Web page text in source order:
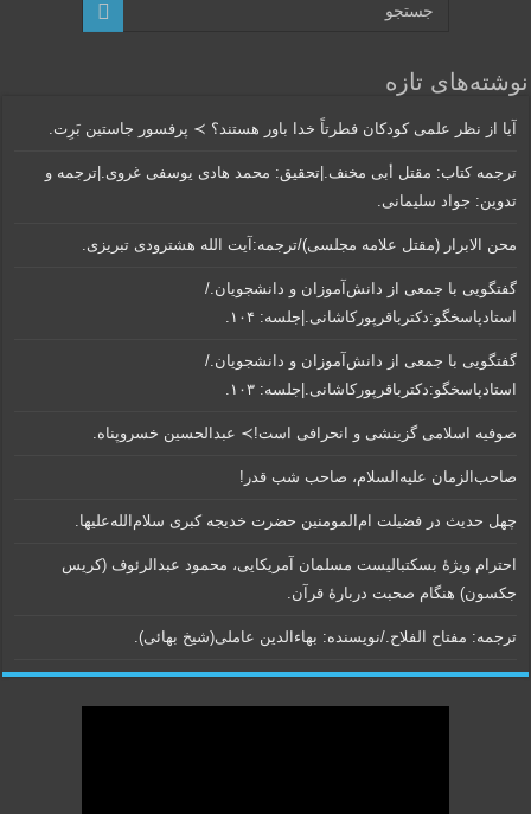
نوشته‌های تازه
آیا از نظر علمی کودکان فطرتاً خدا باور هستند؟ ≻ پرفسور جاستین بَرِت.
ترجمه کتاب: مقتل أبی مخنف.|تحقیق: محمد هادی یوسفی غروی.|ترجمه و
تدوین: جواد سلیمانی.
محن الابرار (مقتل علامه مجلسی)/ترجمه:آیت الله هشترودی تبریزی.
گفتگویی‌ با جمعی‌ از دانش‌آموزان‌ و دانشجویان./
استادپاسخگو:دکترباقر‌پورکاشانی.|جلسه: ۱۰۴.
گفتگویی‌ با جمعی‌ از دانش‌آموزان‌ و دانشجویان./
استادپاسخگو:دکترباقر‌پورکاشانی.|جلسه: ۱۰۳.
صوفیه اسلامی گزینشی و انحرافی است!≻ عبدالحسین خسروپناه.
صاحب‌الزمان علیه‌السلام، صاحب شب قدر!
چهل حدیث در فضیلت ام‌المومنین حضرت خدیجه کبری سلام‌الله‌علیها.
احترام ویژۀ بسکتبالیست مسلمان آمریکایی، محمود عبدالرئوف (کریس
جکسون) هنگام صحبت دربارۀ قرآن.
ترجمه: مفتاح الفلاح./نویسنده:‌ بهاء‌الدین عاملی‌(شیخ بهائی).